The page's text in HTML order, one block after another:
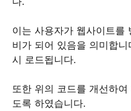
이는 사용자가 웹사이트를
비가 되어 있음을 의미합
시 로드됩니다.
또한 위의 코드를 개선하
도록 하였습니다.